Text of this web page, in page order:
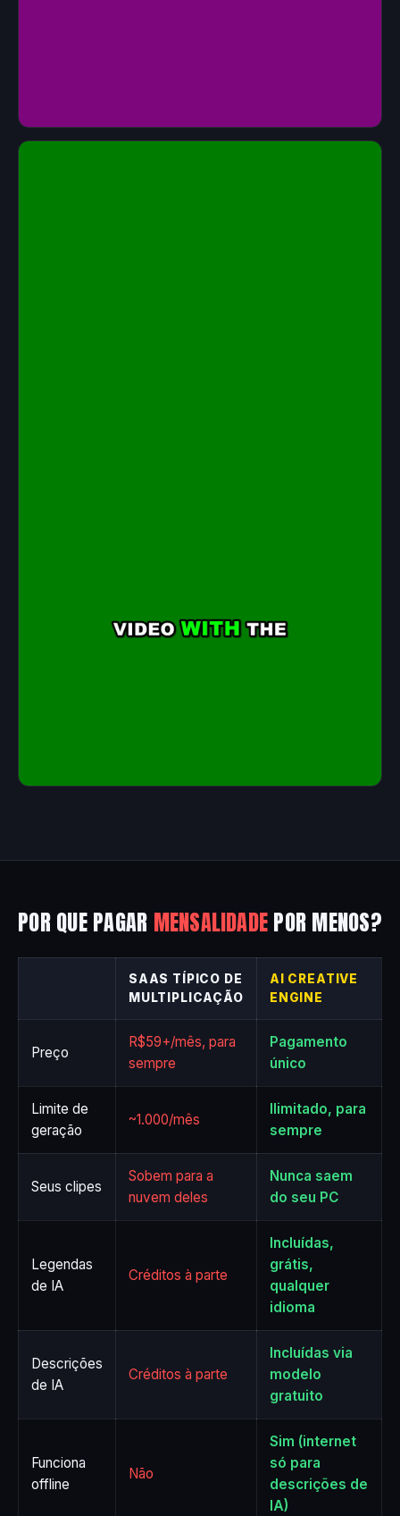
POR QUE PAGAR MENSALIDADEPOR MENOS?
SAAS TÍPICO DE
MULTIPLICAÇÃO
AI CREATIVE
ENGINE
Preço
R$59+/mês, para
sempre
Pagamento
único
Limite de
geração
~1.000/mês
Ilimitado, para
sempre
Seus clipes
Sobem para a
nuvem deles
Nunca saem
do seu PC
Legendas
de IA
Créditos à parte
Incluídas,
grátis,
qualquer
idioma
Descrições
de IA
Créditos à parte
Incluídas via
modelo
gratuito
Funciona
offline
Não
Sim (internet
só para
descrições de
IA)